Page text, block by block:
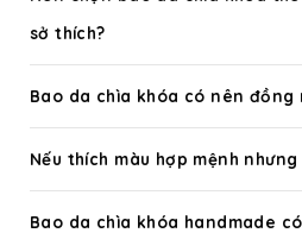
sở thích?
Bao da chìa khóa có nên đồng
Nếu thích màu hợp mệnh
Bao da chìa khóa handmade